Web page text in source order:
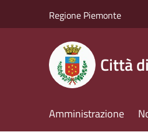
Regione Piemonte
Città
Amministrazione